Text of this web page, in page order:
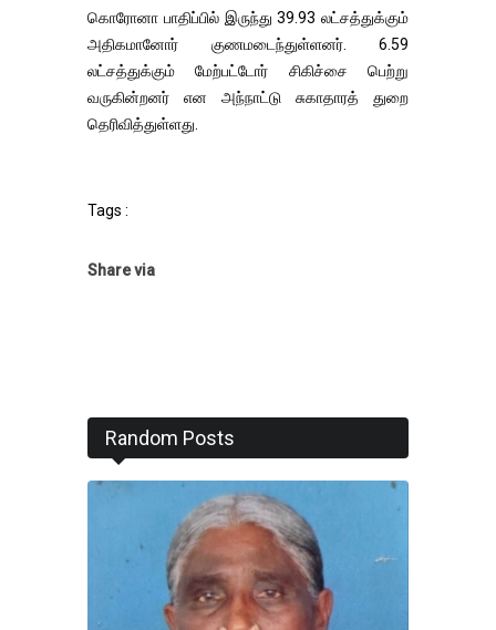
கொரோனா பாதிப்பில் இருந்து 39.93 லட்சத்துக்கும்
அதிகமானோர் குணமடைந்துள்ளனர். 6.59
லட்சத்துக்கும் மேற்பட்டோர் சிகிச்சை பெற்று
வருகின்றனர் என அந்நாட்டு சுகாதாரத் துறை
தெரிவித்துள்ளது.
Tags :
Share via
Random Posts